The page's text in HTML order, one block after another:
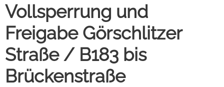
Vollsperrung und
Freigabe Görschlitzer
Straße / B183 bis
Brückenstraße